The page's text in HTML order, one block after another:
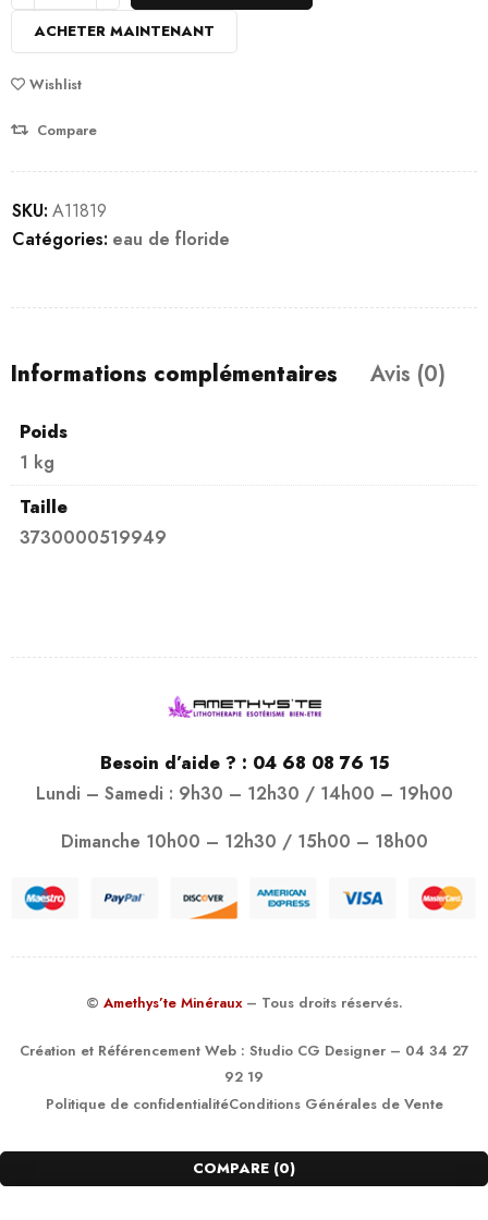
ACHETER MAINTENANT
Wishlist
Compare
SKU: A11819
Catégories: eau de floride
Informations complémentaires Avis (0)
Poids
1 kg
Taille
3730000519949
Besoin d’aide ? : 04 68 08 76 15
Lundi – Samedi : 9h30 – 12h30 / 14h00 – 19h00
Dimanche 10h00 – 12h30 / 15h00 – 18h00
© Amethys’te Minéraux – Tous droits réservés.
Création et Référencement Web : Studio CG Designer– 04 34 27
92 19
Politique de confidentialitéConditions Générales de Vente
COMPARE (0)